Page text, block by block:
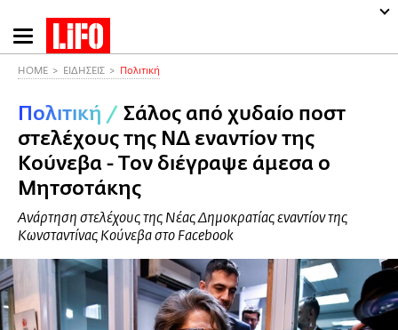
Παράκαμψη
προς
περιεχόμενο
HOME ΕΙΔΗΣΕΙΣ Πολιτική
Πολιτική / Σάλος από χυδαίο ποστ
στελέχους της ΝΔ εναντίον της
Κούνεβα - Tον διέγραψε άμεσα ο
Μητσοτάκης
Ανάρτηση στελέχους της Νέας Δημοκρατίας εναντίον της
Κωνσταντίνας Κούνεβα στο Facebook